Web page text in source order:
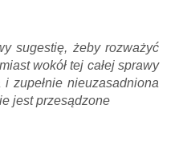
sugestię, żeby rozważyć
wokół tej całej sprawy
zupełnie nieuzasadniona
jest przesądzone